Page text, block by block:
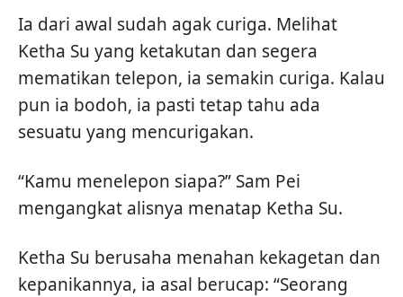
Ia dari awal sudah agak curiga. Melihat
Ketha Su yang ketakutan dan segera
mematikan telepon, ia semakin curiga. Kalau
pun ia bodoh, ia pasti tetap tahu ada
sesuatu yang mencurigakan.
“Kamu menelepon siapa?” Sam Pei
mengangkat alisnya menatap Ketha Su.
Ketha Su berusaha menahan kekagetan dan
kepanikannya, ia asal berucap: “Seorang